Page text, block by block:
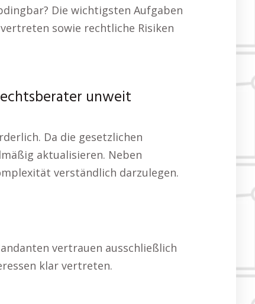
Die wichtigsten Aufgaben
sowie rechtliche Risiken
unweit
Da die gesetzlichen
aktualisieren. Neben
verständlich darzulegen.
vertrauen ausschließlich
klar vertreten.